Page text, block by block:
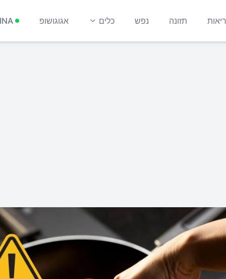
תזונה נפש כלים אגוגושופ